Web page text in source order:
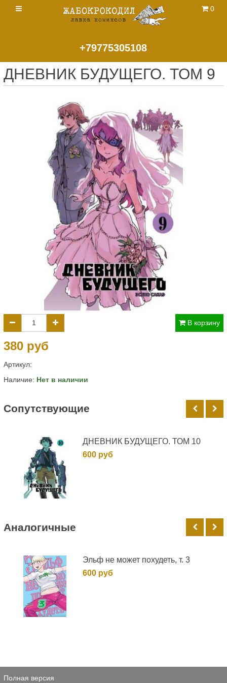
+79775305108
0
ДНЕВНИК БУДУЩЕГО. ТОМ 9
В корзину
380 руб
Артикул:
Наличие: Нет в наличии
Cопутствующие
ДНЕВНИК БУДУЩЕГО. ТОМ 10
600 руб
Аналогичные
Эльф не может похудеть, т. 3
600 руб
Полная версия